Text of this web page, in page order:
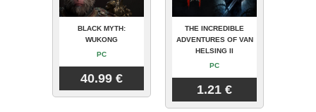
BLACK MYTH:
WUKONG
PC
40.99 €
THE INCREDIBLE
ADVENTURES OF VAN
HELSING II
PC
1.21 €